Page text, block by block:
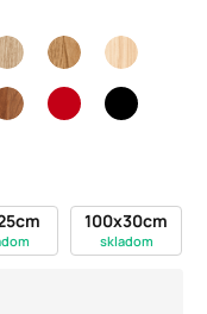
100x30cm
skladom